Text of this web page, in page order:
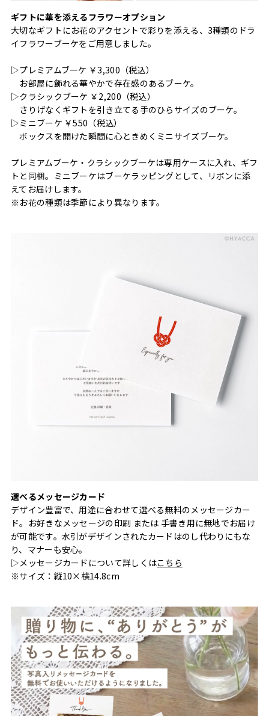
ギフトに華を添えるフラワーオプション
大切なギフトにお花のアクセントで彩りを添える、3種類のドラ
イフラワーブーケをご用意しました。
▷プレミアムブーケ ￥3,300（税込）
お部屋に飾れる華やかで存在感のあるブーケ。
▷クラシックブーケ ￥2,200（税込）
さりげなくギフトを引き立てる手のひらサイズのブーケ。
▷ミニブーケ ￥550（税込）
ボックスを開けた瞬間に心ときめくミニサイズブーケ。
プレミアムブーケ・クラシックブーケは専用ケースに入れ、ギフ
トと同梱。ミニブーケはブーケラッピングとして、リボンに添
えてお届けします。
※お花の種類は季節により異なります。
選べるメッセージカード
デザイン豊富で、用途に合わせて選べる無料のメッセージカー
ド。お好きなメッセージの印刷 または 手書き用に無地でお届け
が可能です。水引がデザインされたカードはのし代わりにもな
り、マナーも安心。
▷メッセージカードについて詳しくはこちら
※サイズ：縦10×横14.8cm